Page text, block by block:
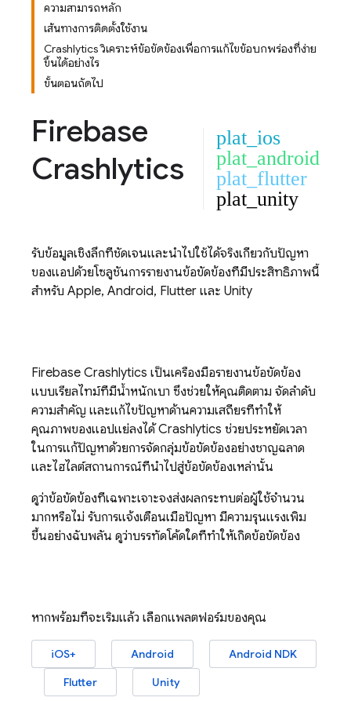
ความสามารถหลัก
เส้นทางการติดตั้งใช้งาน
Crashlytics วิเคราะห์ข้อขัดข้องเพื่อการแก้ไขข้อบกพร่องที่ง่าย
ขึ้นได้อย่างไร
ขั้นตอนถัดไป
Firebase
Crashlytics
plat_ios
plat_android
plat_flutter
plat_unity
รับข้อมูลเชิงลึกที่ชัดเจนและนำไปใช้ได้จริงเกี่ยวกับปัญหา
ของแอปด้วยโซลูชันการรายงานข้อขัดข้องที่มีประสิทธิภาพนี้
สำหรับ Apple, Android, Flutter และ Unity
Firebase Crashlytics เป็นเครื่องมือรายงานข้อขัดข้อง
แบบเรียลไทม์ที่มีน้ำหนักเบา ซึ่งช่วยให้คุณติดตาม จัดลำดับ
ความสำคัญ และแก้ไขปัญหาด้านความเสถียรที่ทำให้
คุณภาพของแอปแย่ลงได้Crashlytics ช่วยประหยัดเวลา
ในการแก้ปัญหาด้วยการจัดกลุ่มข้อขัดข้องอย่างชาญฉลาด
และไฮไลต์สถานการณ์ที่นำไปสู่ข้อขัดข้องเหล่านั้น
ดูว่าข้อขัดข้องที่เฉพาะเจาะจงส่งผลกระทบต่อผู้ใช้จำนวน
มากหรือไม่ รับการแจ้งเตือนเมื่อปัญหา มีความรุนแรงเพิ่ม
ขึ้นอย่างฉับพลัน ดูว่าบรรทัดโค้ดใดที่ทำให้เกิดข้อขัดข้อง
หากพร้อมที่จะเริ่มแล้ว เลือกแพลตฟอร์มของคุณ
iOS+ Android
Android NDK
Flutter
Unity